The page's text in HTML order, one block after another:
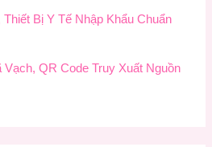
Bị Y Tế Nhập Khẩu Chuẩn
Vạch, QR Code Truy Xuất Nguồn